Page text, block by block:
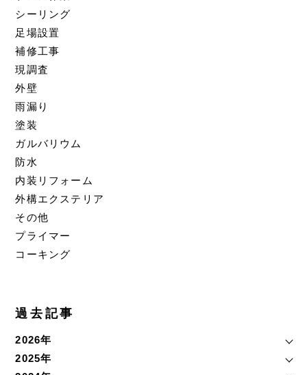
シーリング
足場設置
補修工事
現調査
外壁
雨漏り
塗装
ガルバリウム
防水
内装リフォーム
外構エクステリア
その他
プライマー
コーキング
過去記事
2026年
2025年